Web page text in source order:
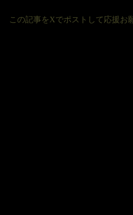
この記事をXでポストして応援お